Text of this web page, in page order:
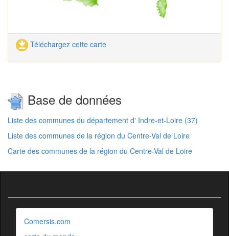
Téléchargez cette carte
Base de données
Liste des communes du département d' Indre-et-Loire (37)
Liste des communes de la région du Centre-Val de Loire
Carte des communes de la région du Centre-Val de Loire
Comersis.com